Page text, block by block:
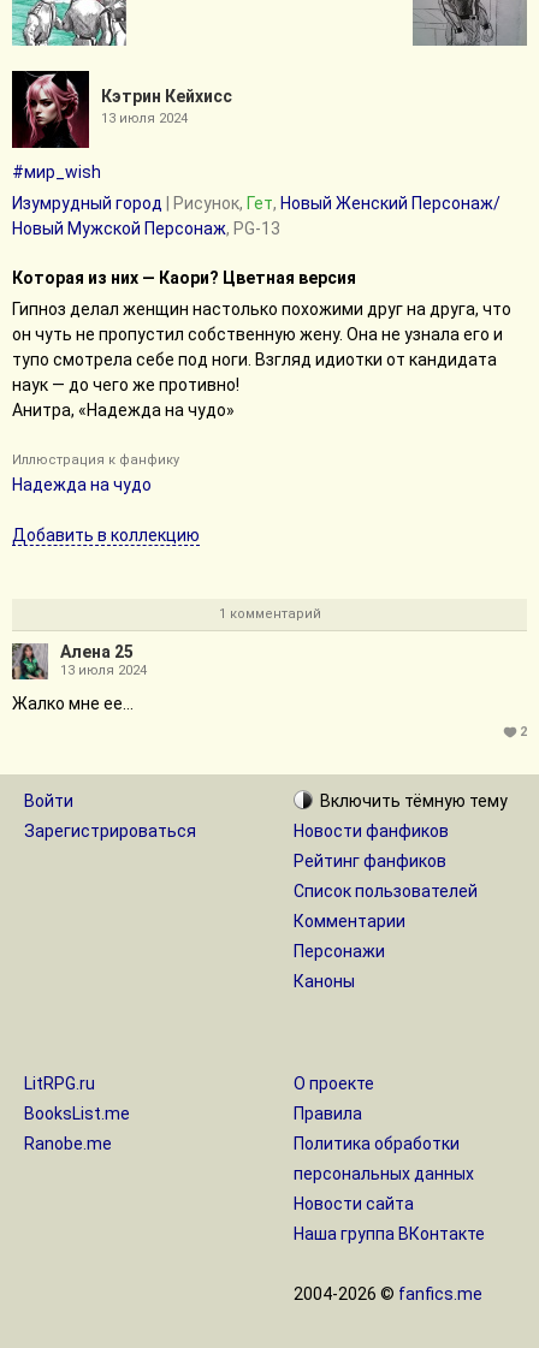
Кэтрин Кейхисc
13 июля 2024
#мир_wish
Изумрудный город | Рисунок, Гет, Новый Женский Персонаж/
Новый Мужской Персонаж, PG-13
Которая из них — Каори? Цветная версия
Гипноз делал женщин настолько похожими друг на друга, что
он чуть не пропустил собственную жену. Она не узнала его и
тупо смотрела себе под ноги. Взгляд идиотки от кандидата
наук — до чего же противно!
Анитра, «Надежда на чудо»
Иллюстрация к фанфику
Надежда на чудо
Добавить в коллекцию
1 комментарий
Алена 25
13 июля 2024
Жалко мне ее...
2
Войти
Зарегистрироваться
Включить тёмную тему
Новости фанфиков
Рейтинг фанфиков
Список пользователей
Комментарии
Персонажи
Каноны
LitRPG.ru
BooksList.me
Ranobe.me
О проекте
Правила
Политика обработки
персональных данных
Новости сайта
Наша группа ВКонтакте
2004-2026 © fanfics.me